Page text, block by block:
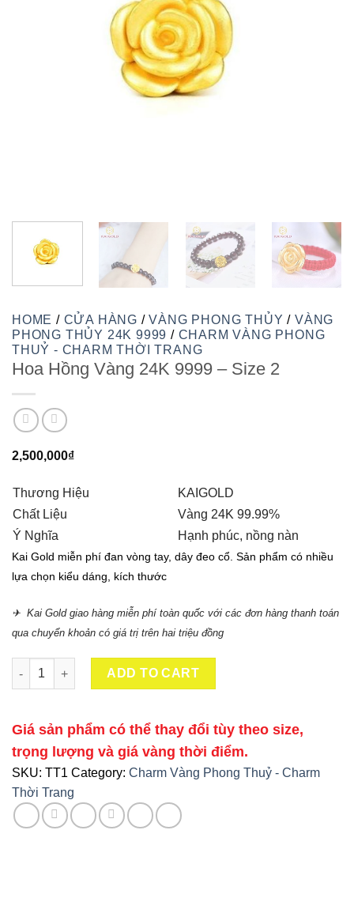
HOME / CỬA HÀNG / VÀNG PHONG THỦY / VÀNG
PHONG THỦY 24K 9999 / CHARM VÀNG PHONG
THUỶ - CHARM THỜI TRANG
Hoa Hồng Vàng 24K 9999 – Size 2
2,500,000₫
Thương Hiệu
KAIGOLD
Chất Liệu
Vàng 24K 99.99%
Ý Nghĩa
Hạnh phúc, nồng nàn
Kai Gold miễn phí đan vòng tay, dây đeo cổ. Sản phẩm có nhiều
lựa chọn kiểu dáng, kích thước
✈ Kai Gold giao hàng miễn phí toàn quốc với các đơn hàng thanh toán
qua chuyển khoản có giá trị trên hai triệu đồng
Hoa Hồng Vàng 24K 9999 - Size 2 quantity
ADD TO CART
Giá sản phẩm có thể thay đổi tùy theo size,
trọng lượng và giá vàng thời điểm.
SKU: TT1 Category: Charm Vàng Phong Thuỷ - Charm
Thời Trang